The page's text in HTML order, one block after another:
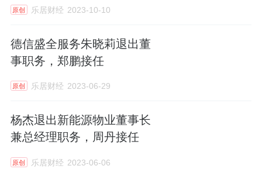
原创 乐居财经 2023-10-10
德信盛全服务朱晓莉退出董
事职务，郑鹏接任
原创 乐居财经 2023-06-29
杨杰退出新能源物业董事长
兼总经理职务，周丹接任
原创 乐居财经 2023-06-06